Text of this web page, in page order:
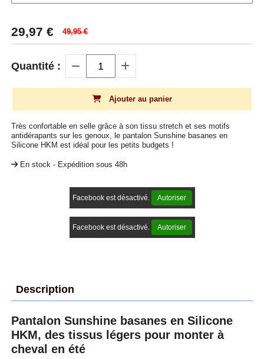
29,97 € 49,95 €
Quantité :
Ajouter au panier
Très confortable en selle grâce à son tissu stretch et ses motifs
antidérapants sur les genoux, le pantalon Sunshine basanes en
Silicone HKM est idéal pour les petits budgets !
En stock - Expédition sous 48h
Facebook est désactivé. Autoriser
Facebook est désactivé. Autoriser
Description
Pantalon Sunshine basanes en Silicone
HKM, des tissus légers pour monter à
cheval en été